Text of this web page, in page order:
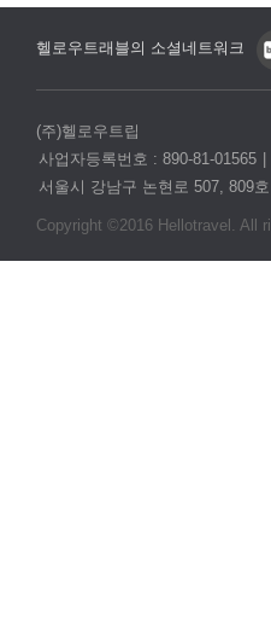
헬로우트래블의 소셜네트워크
(주)헬로우트립
사업자등록번호 : 890-81-01565
서울시 강남구 논현로 507, 809호
Copyright ©2016 Hellotravel. All